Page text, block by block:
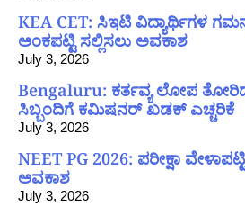
KEA CET: ಸಿಇಟಿ ವಿದ್ಯಾರ್ಥಿಗಳ
ಅಂಕಪಟ್ಟಿ ಸಲ್ಲಿಸಲು ಅವಕಾಶ
July 3, 2026
Bengaluru: ಕರ್ತವ್ಯ ಲೋಪ
ಸಿಬ್ಬಂದಿಗೆ ಕಮಿಷನರ್ ಖಡಕ್ ಎಚ್ಚರಿಕೆ
July 3, 2026
NEET PG 2026: ಪರೀಕ್ಷಾ
ಅವಕಾಶ
July 3, 2026